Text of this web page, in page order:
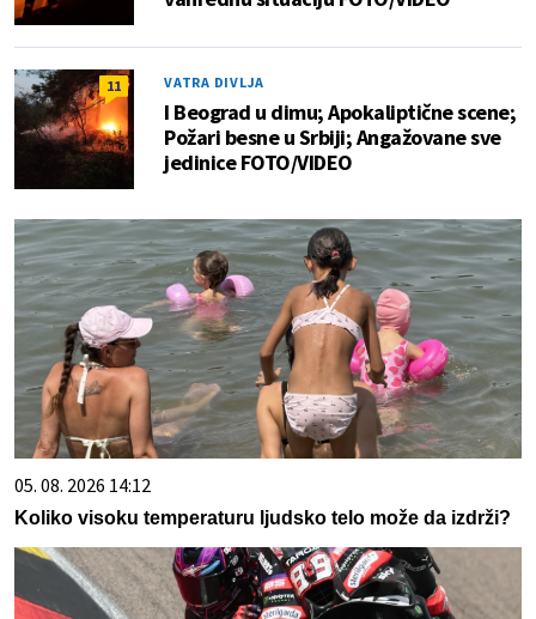
11 VATRA DIVLJA
I Beograd u dimu; Apokaliptične scene;
Požari besne u Srbiji; Angažovane sve
jedinice FOTO/VIDEO
05. 08. 2026 14:12
Koliko visoku temperaturu ljudsko telo može da izdrži?